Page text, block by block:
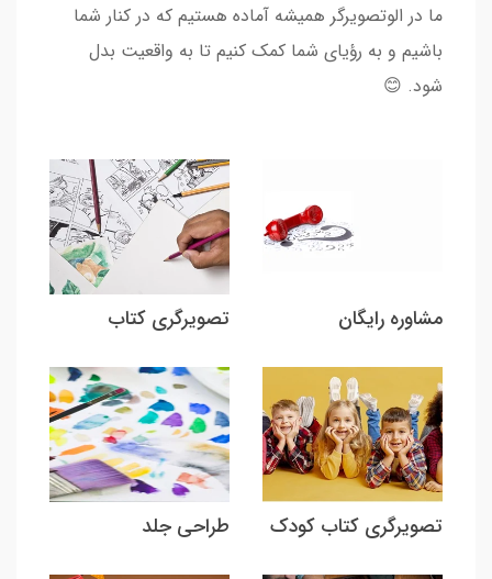
ما در الوتصویرگر همیشه آماده هستیم که در کنار شما
باشیم و به رؤیای شما کمک کنیم تا به واقعیت بدل
شود. 😊
مشاوره رایگان تصویرگری کتاب
تصویرگری کتاب کودک طراحی جلد